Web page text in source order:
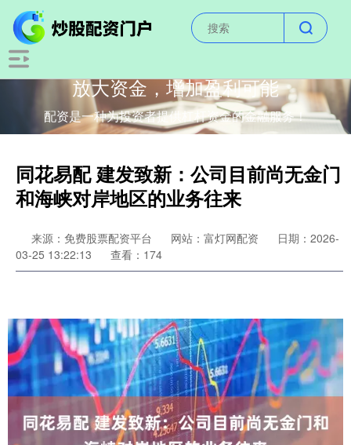
放大资金，增加盈利可能
配资是一种为投资者提供杠杆资金的金融服务！
同花易配 建发致新：公司目前尚无金门
和海峡对岸地区的业务往来
来源：免费股票配资平台 网站：富灯网配资
日期：2026-
03-25 13:22:13
查看：174